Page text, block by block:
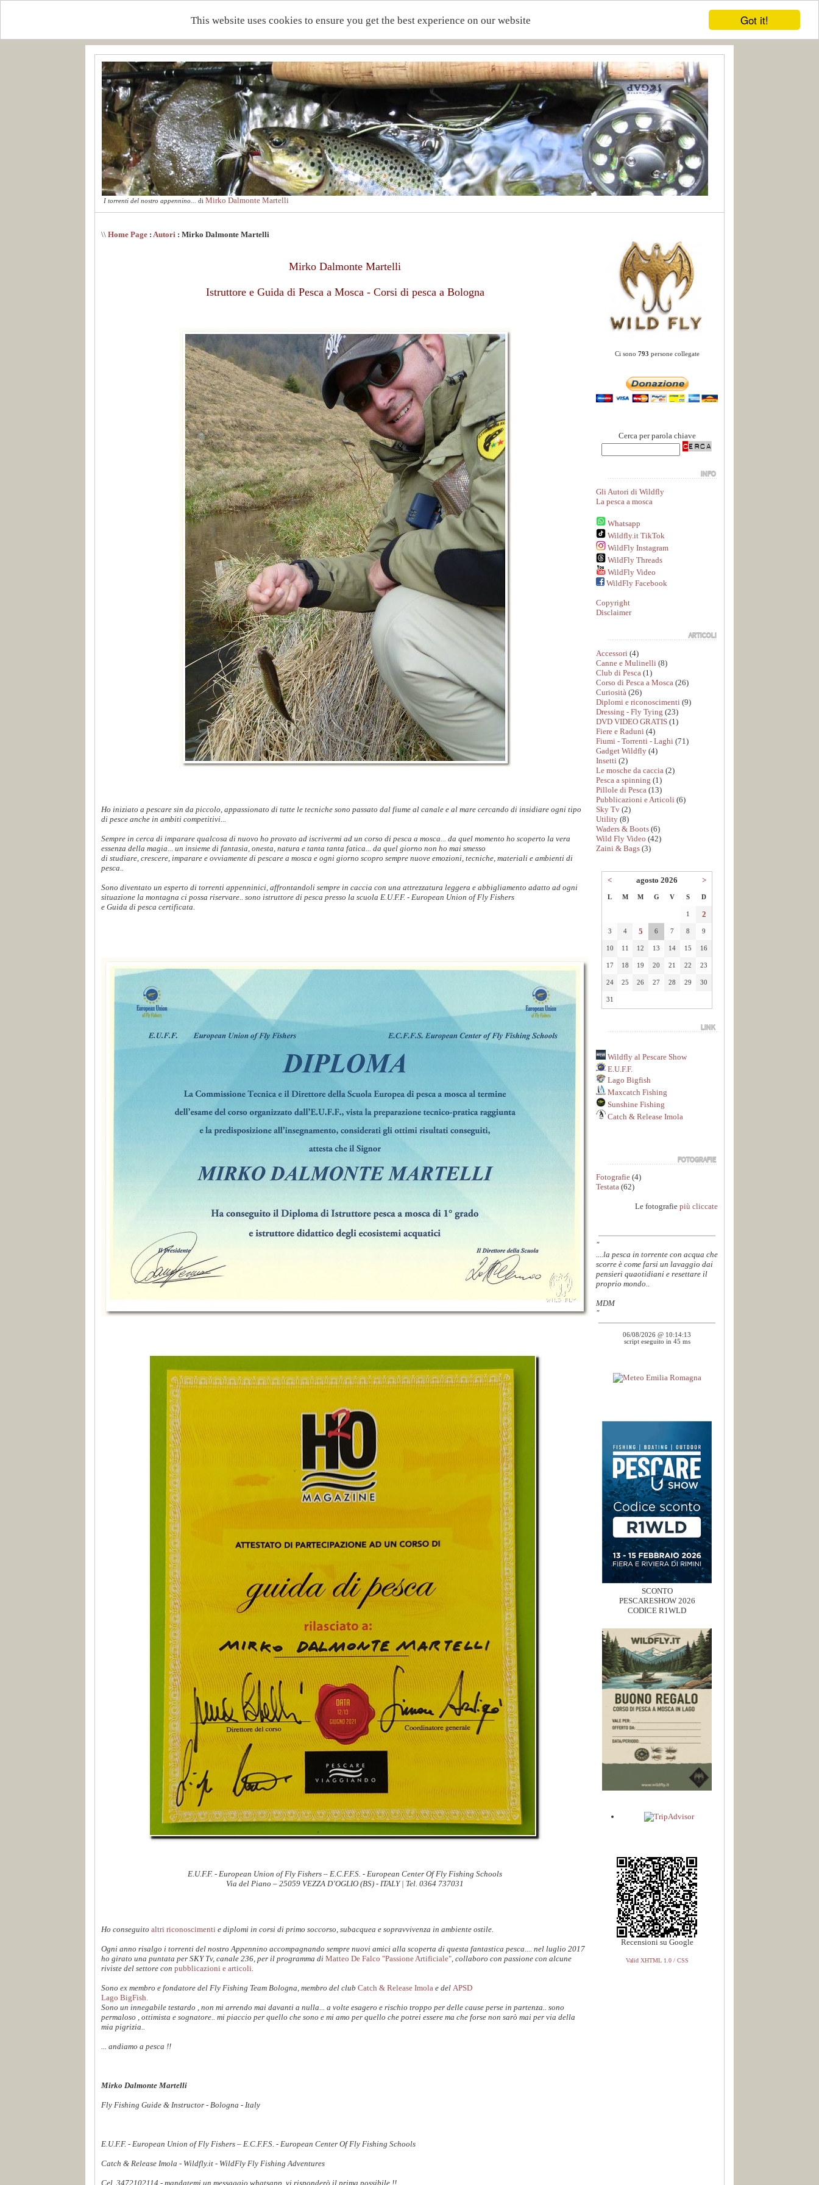
Got it!
This website uses cookies to ensure you get the best experience on our website
I torrenti del nostro appennino... di Mirko Dalmonte Martelli
\\ Home Page : Autori : Mirko Dalmonte Martelli
Mirko Dalmonte Martelli
Istruttore e Guida di Pesca a Mosca - Corsi di pesca a Bologna
Ho iniziato a pescare sin da piccolo, appassionato di tutte le tecniche sono passato dal fiume al canale e al mare cercando di insidiare ogni tipo
di pesce anche in ambiti competitivi...
Sempre in cerca di imparare qualcosa di nuovo ho provato ad iscrivermi ad un corso di pesca a mosca... da quel momento ho scoperto la vera
essenza della magia... un insieme di fantasia, onesta, natura e tanta tanta fatica... da quel giorno non ho mai smesso
di studiare, crescere, imparare e ovviamente di pescare a mosca e ogni giorno scopro sempre nuove emozioni, tecniche, materiali e ambienti di
pesca..
Sono diventato un esperto di torrenti appenninici, affrontandoli sempre in caccia con una attrezzatura leggera e abbigliamento adatto ad ogni
situazione la montagna ci possa riservare.. sono istruttore di pesca presso la scuola E.U.F.F. - European Union of Fly Fishers
e Guida di pesca certificata.
E.U.F.F. - European Union of Fly Fishers – E.C.F.F.S. - European Center Of Fly Fishing Schools
Via del Piano – 25059 VEZZA D’OGLIO (BS) - ITALY | Tel. 0364 737031
Ho conseguito altri riconoscimenti e diplomi in corsi di primo soccorso, subacquea e sopravvivenza in ambiente ostile.
Ogni anno risalgo i torrenti del nostro Appennino accompagnando sempre nuovi amici alla scoperta di questa fantastica pesca.... nel luglio 2017
ho girato una puntata per SKY Tv, canale 236, per il programma di Matteo De Falco "Passione Artificiale" , collaboro con passione con alcune
riviste del settore con pubblicazioni e articoli
Sono ex membro e fondatore del Fly Fishing Team Bologna, membro del club Catch & Release Imola e del APSD
Lago BigFish.
Sono un innegabile testardo , non mi arrendo mai davanti a nulla... a volte esagero e rischio troppo per delle cause perse in partenza.. sono
permaloso , ottimista e sognatore.. mi piaccio per quello che sono e mi amo per quello che potrei essere ma che forse non sarò mai per via della
mia pigrizia..
... andiamo a pesca !!
Mirko Dalmonte Martelli
Fly Fishing Guide & Instructor - Bologna - Italy
E.U.F.F. - European Union of Fly Fishers – E.C.F.F.S. - European Center Of Fly Fishing Schools
Catch & Release Imola - Wildfly.it - WildFly Fly Fishing Adventures
Cel. 3472102114 - mandatemi un messaggio whatsapp, vi risponderò il prima possibile !!
Ci sono 793 persone collegate
Cerca per parola chiave
Gli Autori di Wildfly
La pesca a mosca
Whatsapp
Wildfly.it TikTok
WildFly Instagram
WildFly Threads
WildFly Video
WildFly Facebook
Copyright
Disclaimer
Accessori (4)
Canne e Mulinelli (8)
Club di Pesca (1)
Corso di Pesca a Mosca (26)
Curiosità (26)
Diplomi e riconoscimenti (9)
Dressing - Fly Tying (23)
DVD VIDEO GRATIS (1)
Fiere e Raduni (4)
Fiumi - Torrenti - Laghi (71)
Gadget Wildfly (4)
Insetti (2)
Le mosche da caccia (2)
Pesca a spinning (1)
Pillole di Pesca (13)
Pubblicazioni e Articoli (6)
Sky Tv (2)
Utility (8)
Waders & Boots (6)
Wild Fly Video (42)
Zaini & Bags (3)
< agosto 2026 >
L M M G V S D
1 2
3 4 5 6 7 8 9
10 11 12 13 14 15 16
17 18 19 20 21 22 23
24 25 26 27 28 29 30
31
Wildfly al Pescare Show
E.U.F.F.
Lago Bigfish
Maxcatch Fishing
Sunshine Fishing
Catch & Release Imola
Fotografie (4)
Testata (62)
Le fotografie più cliccate
"
....la pesca in torrente con acqua che
scorre è come farsi un lavaggio dai
pensieri quaotidiani e resettare il
proprio mondo..
MDM
"
06/08/2026 @ 10:14:13
script eseguito in 45 ms
SCONTO
PESCARESHOW 2026
CODICE R1WLD
Recensioni su Google
Valid XHTML 1.0 / CSS